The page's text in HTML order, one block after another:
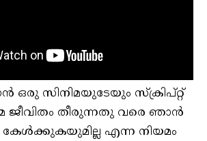
ഒരു സിനിമയുടേയും സ്ക്രിപ്റ്റ്
ജീവിതം തീരുന്നതു വരെ ഞാൻ
കേൾക്കുകയുമില്ല എന്ന നിയമം